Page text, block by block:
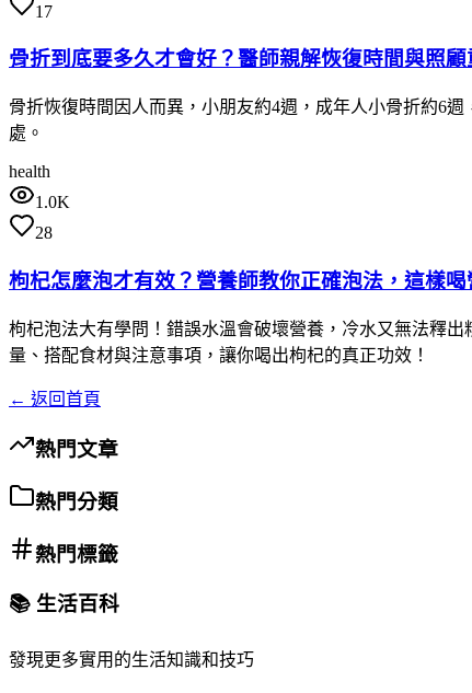
17
骨折到底要多久才會好？醫師親解恢復時間與照顧
骨折恢復時間因人而異，小朋友約4週，成年人小骨折約6
處。
health
1.0K
28
枸杞怎麼泡才有效？營養師教你正確泡法，這樣喝
枸杞泡法大有學問！錯誤水溫會破壞營養，冷水又無法釋
量、搭配食材與注意事項，讓你喝出枸杞的真正功效！
← 返回首頁
熱門文章
熱門分類
熱門標籤
📚 生活百科
發現更多實用的生活知識和技巧